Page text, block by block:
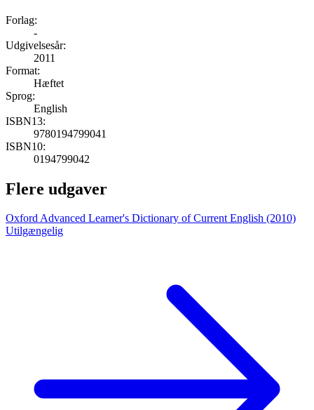
Forlag:
-
Udgivelsesår:
2011
Format:
Hæftet
Sprog:
English
ISBN13:
9780194799041
ISBN10:
0194799042
Flere udgaver
Oxford Advanced Learner's Dictionary of Current English (2010)
Utilgængelig